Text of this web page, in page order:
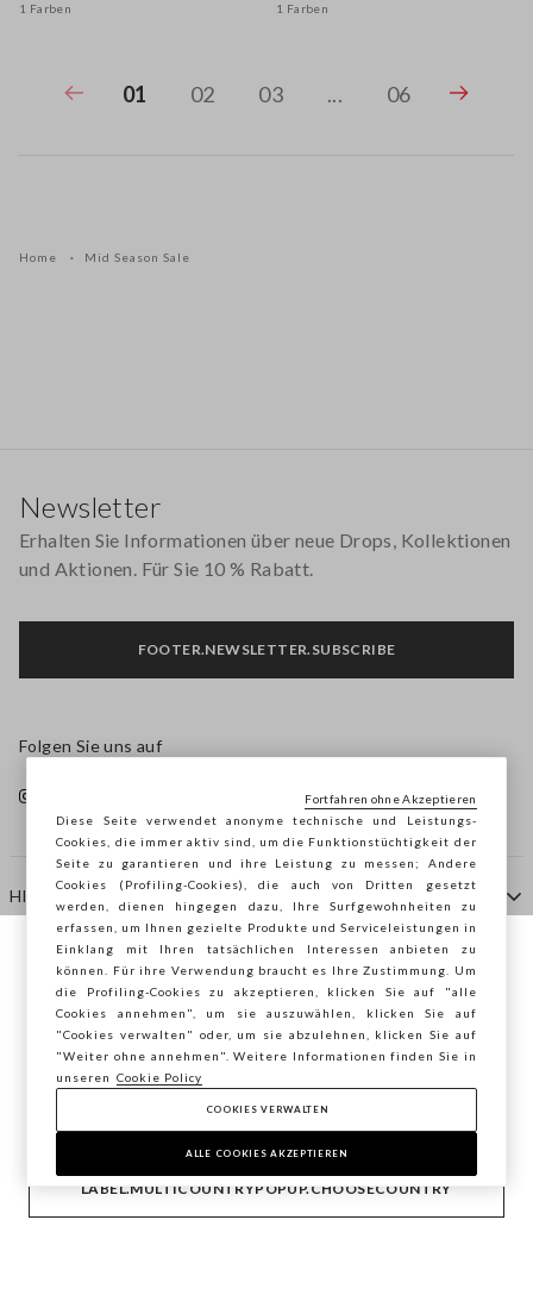
1 Farben
1 Farben
01 02 03 ... 06
Home Mid Season Sale
HILFE
AGENTUR
KONTAKTE
Newsletter
Erhalten Sie Informationen über neue Drops, Kollektionen
und Aktionen. Für Sie 10 % Rabatt.
FOOTER.NEWSLETTER.SUBSCRIBE
Folgen Sie uns auf
Copyright © Ovs S.p.A. MwSt.-Nr. 04240010274 - Kap.
Kap. 290.923.470 -2.4.0
Sie surfen auf der Seite von STEFANEL
Österreich, möchten Sie Ihren Standort
speichern?
BESTÄTIGEN
LABEL.MULTICOUNTRYPOPUP.CHOOSECOUNTRY
footer.item.country Österreich
Diese Seite verwendet anonyme technische und Leistungs-
Cookies, die immer aktiv sind, um die Funktionstüchtigkeit der
Seite zu garantieren und ihre Leistung zu messen; Andere
Cookies (Profiling-Cookies), die auch von Dritten gesetzt
werden, dienen hingegen dazu, Ihre Surfgewohnheiten zu
erfassen, um Ihnen gezielte Produkte und Serviceleistungen in
Einklang mit Ihren tatsächlichen Interessen anbieten zu
können. Für ihre Verwendung braucht es Ihre Zustimmung. Um
die Profiling-Cookies zu akzeptieren, klicken Sie auf "alle
Cookies annehmen", um sie auszuwählen, klicken Sie auf
"Cookies verwalten" oder, um sie abzulehnen, klicken Sie auf
"Weiter ohne annehmen". Weitere Informationen finden Sie in
unseren
Cookie Policy
COOKIES VERWALTEN
ALLE COOKIES AKZEPTIEREN
Fortfahren ohne Akzeptieren